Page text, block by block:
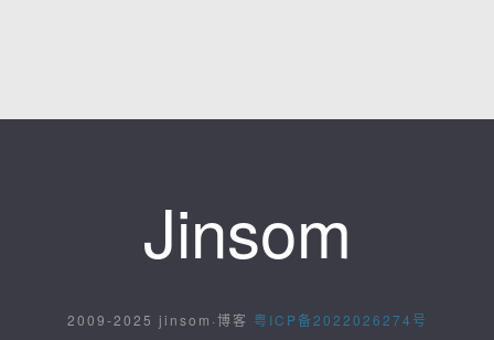
Jinsom
2009-2025 jinsom·博客 粤ICP备2022026274号